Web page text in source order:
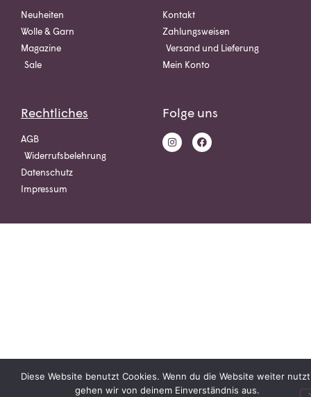
Neuheiten
Wolle & Garn
Magazine
Sale
Kontakt
Zahlungsweisen
Versand und Lieferung
Mein Konto
Rechtliches
AGB
Widerrufsbelehrung
Datenschutz
Impressum
Folge uns
Diese Website benutzt Cookies. Wenn du die Website weiter
gehen wir von deinem Einverständnis aus.